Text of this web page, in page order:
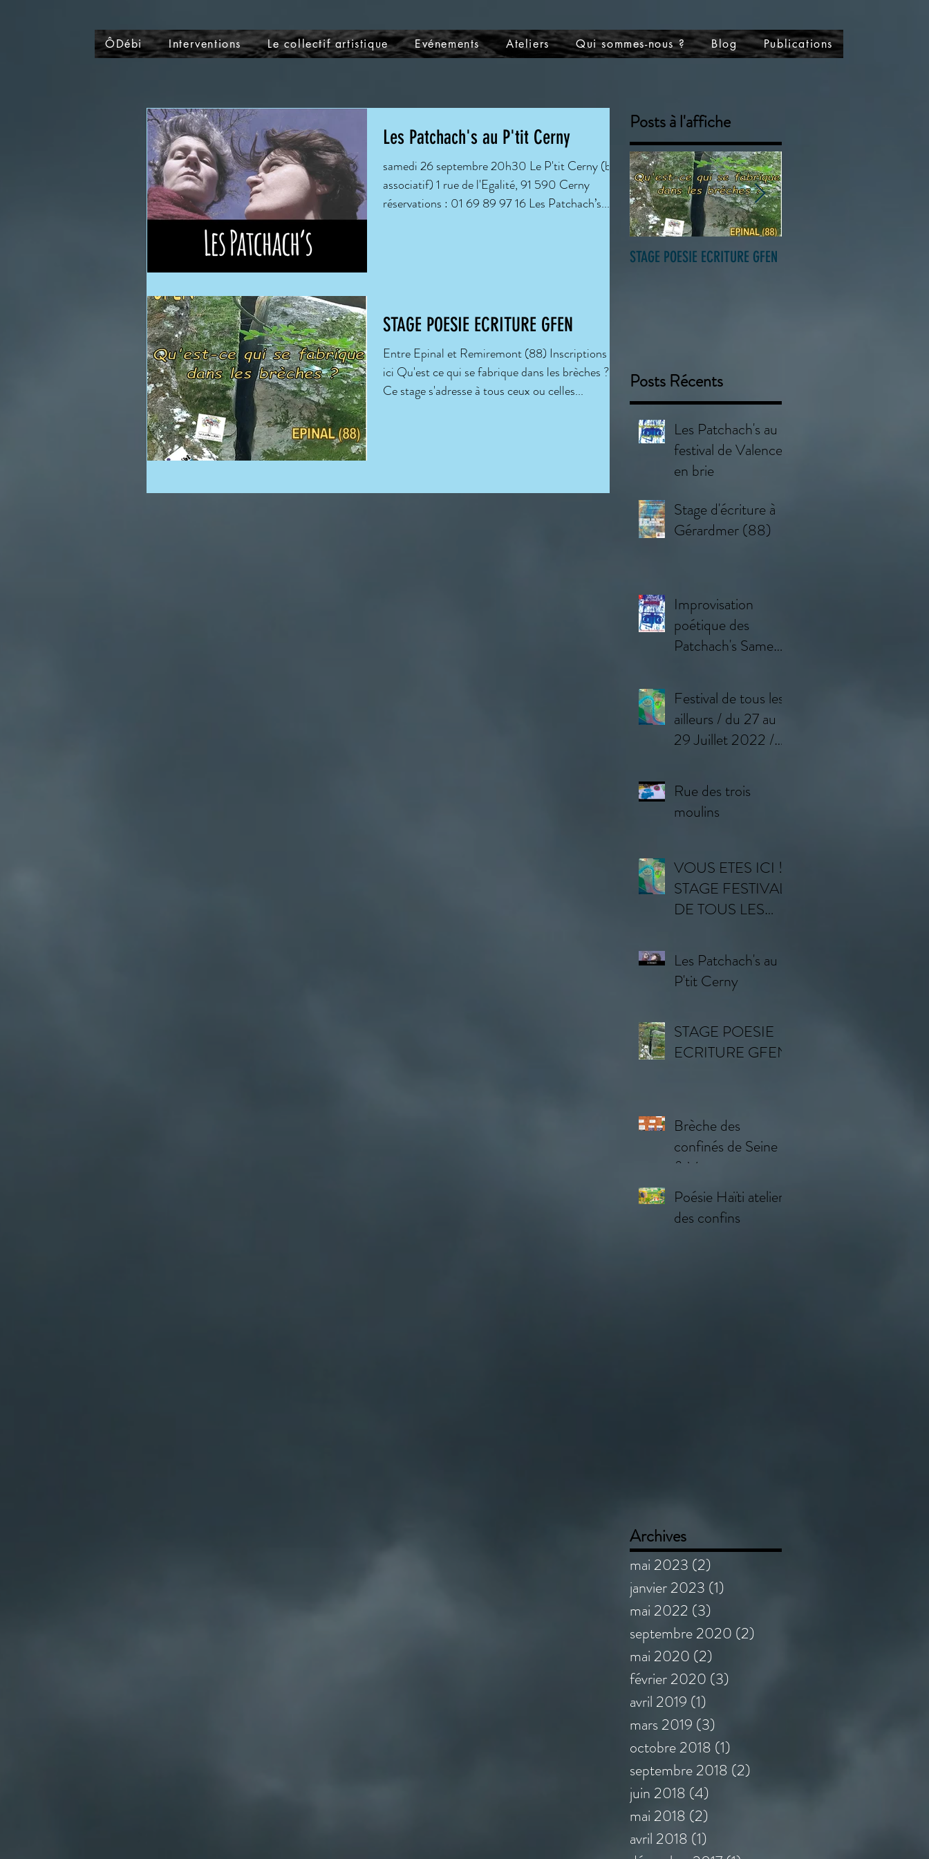
ÔDébi Interventions Le collectif artistique Evénements Ateliers Qui sommes-nous ? Blog Publications
Les Patchach's au P'tit Cerny
samedi 26 septembre 20h30 Le P'tit Cerny (bar
associatif) 1 rue de l'Egalité, 91 590 Cerny
réservations : 01 69 89 97 16 Les Patchach’s...
STAGE POESIE ECRITURE GFEN
Entre Epinal et Remiremont (88) Inscriptions :
ici Qu'est ce qui se fabrique dans les brèches ?
Ce stage s'adresse à tous ceux ou celles...
Posts à l'affiche
STAGE POESIE ECRITURE GFEN
Posts Récents
Les Patchach's au
festival de Valence
en brie
Stage d'écriture à
Gérardmer (88)
Improvisation
poétique des
Patchach's Samedi
Bourron-Marlotte
(77)
Festival de tous les
ailleurs / du 27 au
29 Juillet 2022 /
Rue des trois
moulins
VOUS ETES ICI !
STAGE FESTIVAL
DE TOUS LES
Les Patchach's au
P'tit Cerny
STAGE POESIE
ECRITURE GFEN
Brèche des
confinés de Seine
& Vosges
Poésie Haïti atelier
des confins
Archives
mai 2023 (2)
janvier 2023 (1)
mai 2022 (3)
septembre 2020 (2)
mai 2020 (2)
février 2020 (3)
avril 2019 (1)
mars 2019 (3)
octobre 2018 (1)
septembre 2018 (2)
juin 2018 (4)
mai 2018 (2)
avril 2018 (1)